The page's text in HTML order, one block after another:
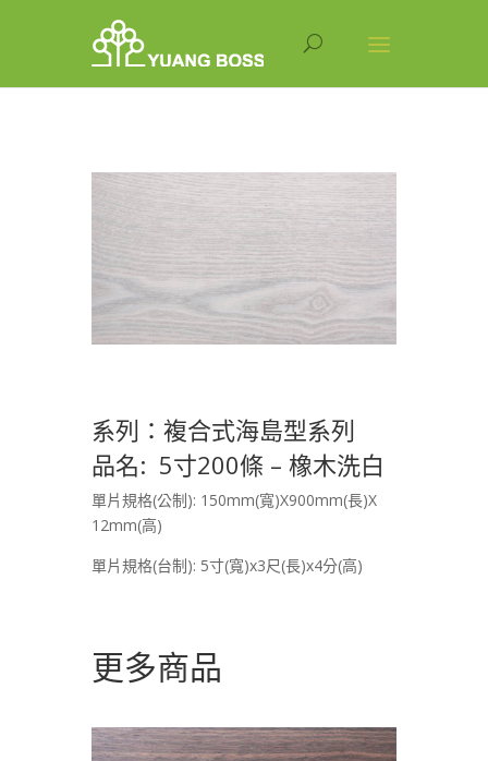
系列：複合式海島型系列
品名: 5寸200條 – 橡木洗白
單片規格(公制): 150mm(寬)X900mm(長)X
12mm(高)
單片規格(台制): 5寸(寬)x3尺(長)x4分(高)
更多商品